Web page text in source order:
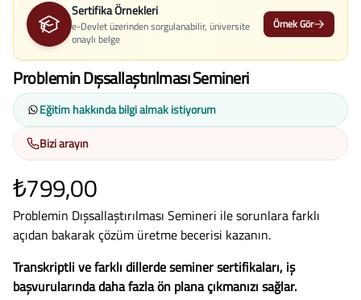
Sertifika Örnekleri
e-Devlet üzerinden sorgulanabilir, üniversite
onaylı belge
Örnek Gör
Problemin Dışsallaştırılması Semineri
Eğitim hakkında bilgi almak istiyorum
Bizi arayın
₺799,00
Problemin Dışsallaştırılması Semineri ile sorunlara farklı
açıdan bakarak çözüm üretme becerisi kazanın.
Transkriptli ve farklı dillerde seminer sertifikaları, iş
başvurularında daha fazla ön plana çıkmanızı sağlar.